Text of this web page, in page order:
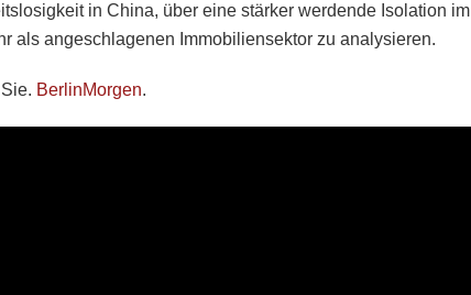
in China, über eine stärker werdende Isolation im
als angeschlagenen Immobiliensektor zu analysieren.
BerlinMorgen.